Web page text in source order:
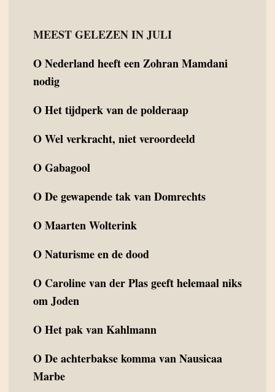
MEEST GELEZEN IN JULI
ONederland heeft een Zohran Mamdani
nodig
OHet tijdperk van de polderaap
OWel verkracht, niet veroordeeld
OGabagool
ODe gewapende tak van Domrechts
OMaarten Wolterink
ONaturisme en de dood
O Caroline van der Plas geeft helemaal niks
om Joden
OHet pak van Kahlmann
ODe achterbakse komma van Nausicaa
Marbe